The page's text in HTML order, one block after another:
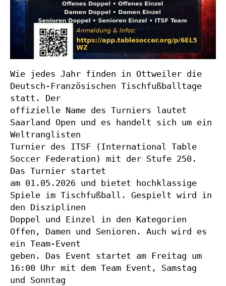
Wie jedes Jahr finden in Ottweiler die
Deutsch-Französischen Tischfußballtage
statt. Der
offizielle Name des Turniers lautet
Saarland Open und es handelt sich um ein
Weltranglisten
Turnier des ITSF (International Table
Soccer Federation) mit der Stufe 250.
Das Turnier startet
am 01.05.2026 und bietet hochklassige
Spiele im Tischfußball. Gespielt wird in
den Disziplinen
Doppel und Einzel in den Kategorien
Offen, Damen und Senioren. Auch wird es
ein Team-Event
geben. Das Event startet am Freitag um
16:00 Uhr mit dem Team Event, Samstag
und Sonntag